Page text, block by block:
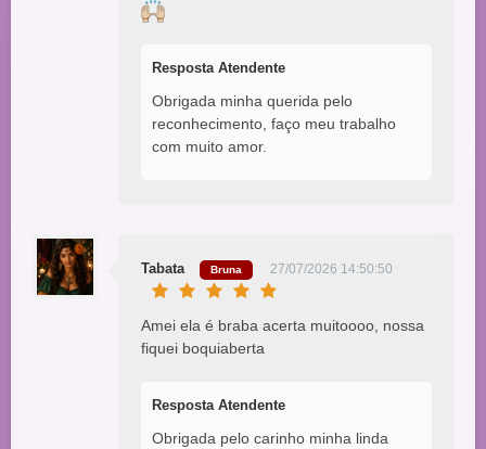
Resposta Atendente
Obrigada minha querida pelo
reconhecimento, faço meu trabalho
com muito amor.
Tabata Bruna 27/07/2026 14:50:50
Amei ela é braba acerta muitoooo, nossa
fiquei boquiaberta
Resposta Atendente
Obrigada pelo carinho minha linda